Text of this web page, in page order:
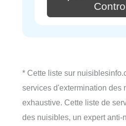
* Cette liste sur
services d'extermination des
exhaustive. Cette liste de
des nuisibles, un expert